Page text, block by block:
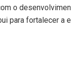
o
para fortalecer a